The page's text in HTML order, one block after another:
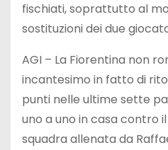
fischiati, soprattutto al
sostituzioni dei due
AGI – La Fiorentina non
incantesimo in fatto di
punti nelle ultime sette
uno a uno in casa contro
squadra allenata da